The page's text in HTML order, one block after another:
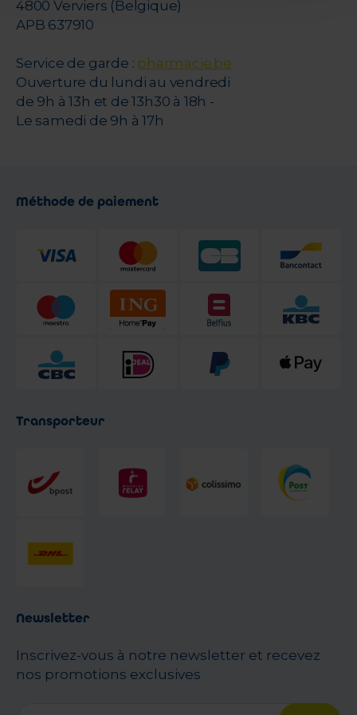
4800 Verviers (Belgique)
APB 637910
Service de garde : pharmacie.be
Ouverture du lundi au vendredi
de 9h à 13h et de 13h30 à 18h -
Le samedi de 9h à 17h
Méthode de paiement
Transporteur
Newsletter
Inscrivez-vous à notre newsletter et recevez
nos promotions exclusives